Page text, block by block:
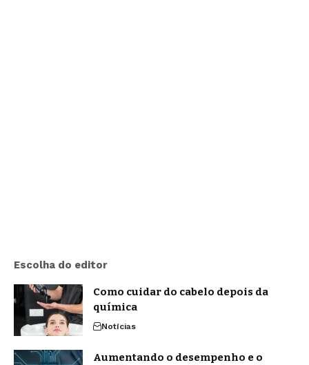
Escolha do editor
Como cuidar do cabelo depois da
química
Notícias
Aumentando o desempenho e o